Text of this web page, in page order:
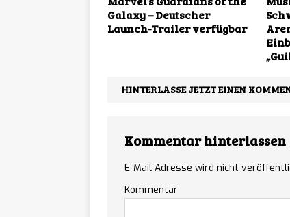
Galaxy – Deutscher
Launch-Trailer verfügbar
HINTERLASSE JETZT EINEN
Kommentar hinterlassen
E-Mail Adresse wird nicht
Kommentar